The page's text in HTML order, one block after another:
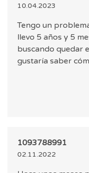
10.04.2023
Tengo un
llevo 5 años y 5 meses desde que me retire el diu
buscando quedar
gustaría saber
1093788991
02.11.2022